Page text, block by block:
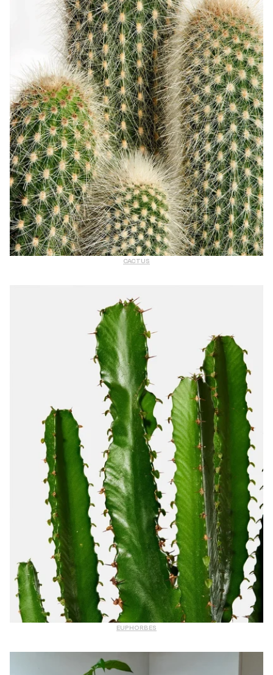
CACTUS
EUPHORBES